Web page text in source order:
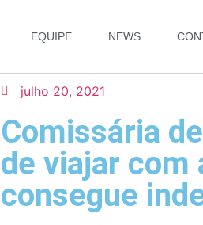
EQUIPE NEWS
julho 20, 2021
Comissária
de viajar com
consegue